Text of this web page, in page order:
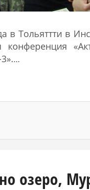
в Тольяттти в
конференция
…
озеро,